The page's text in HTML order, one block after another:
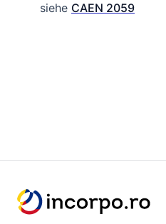
siehe CAEN 2059